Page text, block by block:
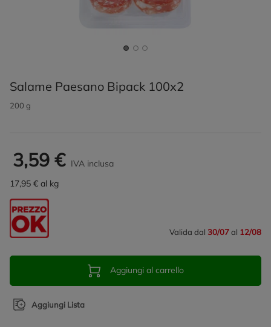
Salame Paesano Bipack 100x2
200 g
3,59 € IVA inclusa
17,95 € al kg
Valida dal 30/07al 12/08
Aggiungi al carrello
Aggiungi Lista